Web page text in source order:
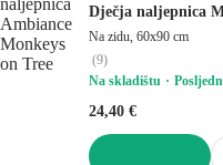
Dječja naljepnica
Na zidu, 60x90 cm
(9)
Na skladištu
24,40 €